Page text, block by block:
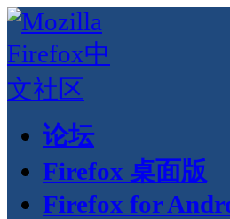
论坛
Firefox 桌面版
Firefox for